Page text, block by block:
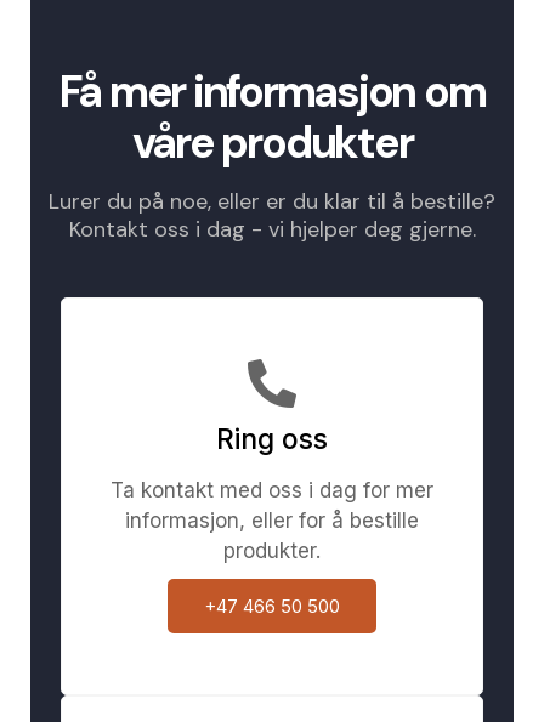
Få mer informasjon om
våre produkter
Lurer du på noe, eller er du klar til å bestille?
Kontakt oss i dag - vi hjelper deg gjerne.
Ring oss
Ta kontakt med oss i dag for mer
informasjon, eller for å bestille
produkter.
+47 466 50 500